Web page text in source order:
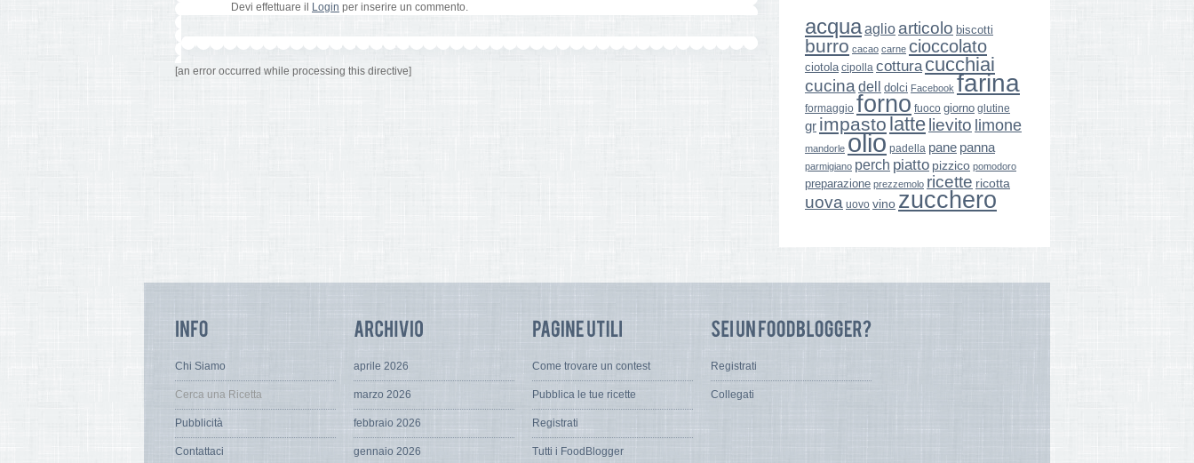
Devi effettuare il Login per inserire un commento.
[an error occurred while processing this directive]
acquaaglio articolo biscotti
burro cacao carne cioccolato
ciotola cipolla cottura cucchiai
cucina dell dolci Facebook farina
formaggio forno fuoco giorno glutine
gr impasto latte lievito limone
mandorle olio padella pane panna
parmigiano perch piatto pizzico pomodoro
preparazione prezzemolo ricette ricotta
uova uovo vino zucchero
Chi Siamo
Cerca una Ricetta
Pubblicità
Contattaci
aprile 2026
marzo 2026
febbraio 2026
gennaio 2026
Come trovare un contest
Pubblica le tue ricette
Registrati
Tutti i FoodBlogger
Registrati
Collegati